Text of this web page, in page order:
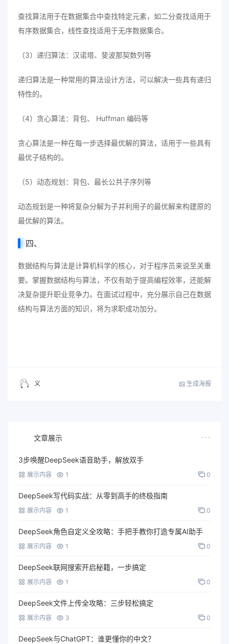
查找算法用于在数据集合中查找特定元素，如二分查找适用于
有序数据集合，线性查找适用于无序数据集合。
（3）递归算法：汉诺塔、斐波那契数列等
递归算法是一种常用的算法设计方法，可以解决一些具有递归
特性的。
（4）贪心算法：背包、 Huffman 编码等
贪心算法是一种在每一步选择最优解的算法，适用于一些具有
最优子结构的。
（5）动态规划：背包、最长公共子序列等
动态规划是一种将复杂分解为子并利用子的最优解来构建原的
最优解的算法。
四、
数据结构与算法是计算机科学的核心，对于程序员来说至关重
要。掌握数据结构与算法，不仅有助于提高编程效率，还能解
决复杂提升职业竞争力。在面试过程中，充分展示自己在数据
结构与算法方面的知识，将为求职成功加分。
义 生成海报
文章展示
3步唤醒DeepSeek语音助手，解放双手
展示内容 1 0
DeepSeek写代码实战：从零到高手的终极指南
展示内容 1 0
DeepSeek角色自定义全攻略：手把手教你打造专属AI助手
展示内容 1 0
DeepSeek联网搜索开启秘籍，一步搞定
展示内容 1 0
DeepSeek文件上传全攻略：三步轻松搞定
展示内容 3 0
DeepSeek与ChatGPT：谁更懂你的中文？